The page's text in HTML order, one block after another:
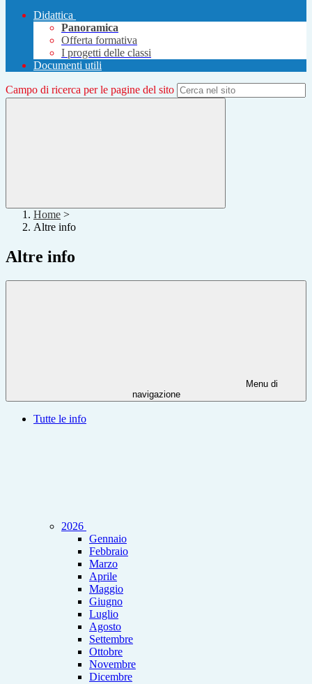
Didattica
Panoramica
Offerta formativa
I progetti delle classi
Documenti utili
Campo di ricerca per le pagine del sito
Home >
Altre info
Altre info
Menu di
navigazione
Tutte le info
2026
Gennaio
Febbraio
Marzo
Aprile
Maggio
Giugno
Luglio
Agosto
Settembre
Ottobre
Novembre
Dicembre